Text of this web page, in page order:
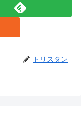
トリスタン